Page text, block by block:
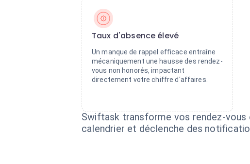
Taux d'absence élevé
Un manque de rappel efficace entraîne
mécaniquement une hausse des rendez-
vous non honorés, impactant
directement votre chiffre d'affaires.
Swiftask transforme vos rendez-vous
calendrier et déclenche des